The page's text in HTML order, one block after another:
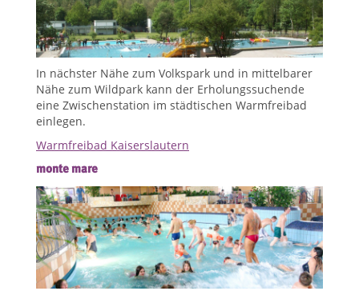
In nächster Nähe zum Volkspark und in mittelbarer
Nähe zum Wildpark kann der Erholungssuchende
eine Zwischenstation im städtischen Warmfreibad
einlegen.
Warmfreibad Kaiserslautern
monte mare